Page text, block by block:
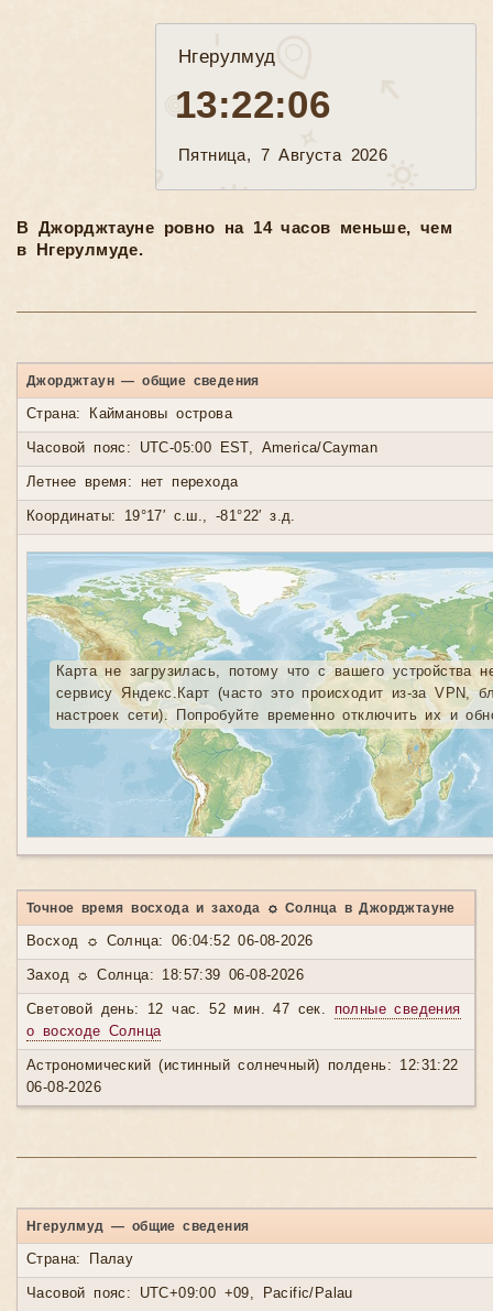
Нгерулмуд
13:22:07
Пятница, 7 Августа 2026
В Джорджтауне ровно на 14 часов меньше, чем
в Нгерулмуде.
Джорджтаун — общие сведения
Страна: Каймановы острова
Часовой пояс: UTC-05:00 EST, America/Cayman
Летнее время: нет перехода
Координаты: 19°17′ с.ш., -81°22′ з.д.
Карта не загрузилась, потому что с вашего устройства
сервису Яндекс.Карт (часто это происходит из-за VPN,
настроек сети). Попробуйте временно отключить их и
Точное время восхода и захода ☼ Солнца в Джорджтауне
Восход ☼ Солнца: 06:04:52 06-08-2026
Заход ☼ Солнца: 18:57:39 06-08-2026
Световой день: 12 час. 52 мин. 47 сек. полные сведения
о восходе Солнца
Астрономический (истинный солнечный) полдень: 12:31:22
06-08-2026
Нгерулмуд — общие сведения
Страна: Палау
Часовой пояс: UTC+09:00 +09, Pacific/Palau